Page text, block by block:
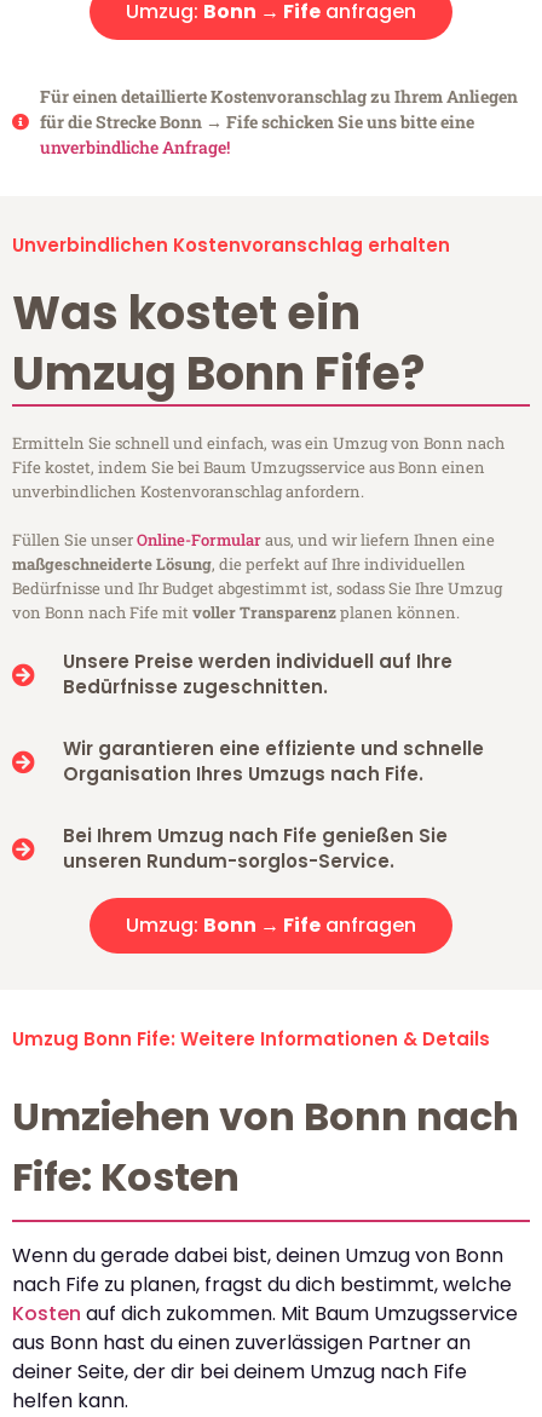
Umzug: Bonn → Fife anfragen
Für einen detaillierte Kostenvoranschlag zu Ihrem Anliegen
für die Strecke Bonn → Fife schicken Sie uns bitte eine
unverbindliche Anfrage!
Unverbindlichen Kostenvoranschlag erhalten
Was kostet ein
Umzug Bonn Fife?
Ermitteln Sie schnell und einfach, was ein Umzug von Bonn nach
Fife kostet, indem Sie bei Baum Umzugsservice aus Bonn einen
unverbindlichen Kostenvoranschlag anfordern.
Füllen Sie unserOnline-Formularaus, und wir liefern Ihnen eine
maßgeschneiderte Lösung, die perfekt auf Ihre individuellen
Bedürfnisse und Ihr Budget abgestimmt ist, sodass Sie Ihre Umzug
von Bonn nach Fife mitvoller Transparenzplanen können.
Unsere Preise werden individuell auf Ihre
Bedürfnisse zugeschnitten.
Wir garantieren eine effiziente und schnelle
Organisation Ihres Umzugs nach Fife.
Bei Ihrem Umzug nach Fife genießen Sie
unseren Rundum-sorglos-Service.
Umzug: Bonn → Fife anfragen
Umzug Bonn Fife: Weitere Informationen & Details
Umziehen von Bonn nach
Fife: Kosten
Wenn du gerade dabei bist, deinen Umzug von Bonn
nach Fife zu planen, fragst du dich bestimmt, welche
Kosten auf dich zukommen. Mit Baum Umzugsservice
aus Bonn hast du einen zuverlässigen Partner an
deiner Seite, der dir bei deinem Umzug nach Fife
helfen kann.